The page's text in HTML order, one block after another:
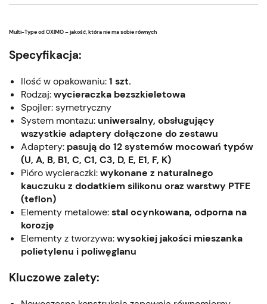
Multi-Type od OXIMO – jakość, która nie ma sobie równych
Specyfikacja:
Ilość w opakowaniu:1 szt.
Rodzaj:wycieraczka bezszkieletowa
Spojler: symetryczny
System montażu: uniwersalny, obsługujący
wszystkie adaptery dołączone do zestawu
Adaptery: pasują do 12 systemów mocowań typów
(U, A, B, B1, C, C1, C3, D, E, E1, F, K)
Pióro wycieraczki:wykonane z naturalnego
kauczuku z dodatkiem silikonu oraz warstwy PTFE
(teflon)
Elementy metalowe:stal ocynkowana, odporna na
korozję
Elementy z tworzywa:wysokiej jakości mieszanka
polietylenu i poliwęglanu
Kluczowe zalety: